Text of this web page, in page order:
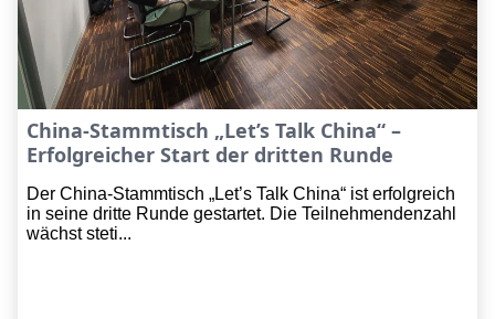
China-Stammtisch „Let’s Talk China“ –
Erfolgreicher Start der dritten Runde
Der China-Stammtisch „Let’s Talk China“ ist erfolgreich
in seine dritte Runde gestartet. Die Teilnehmendenzahl
wächst steti...